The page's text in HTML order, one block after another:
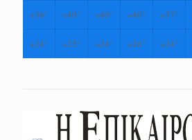
+36° +40° +40° +40° +37°
+24° +25° +24° +26° +24°